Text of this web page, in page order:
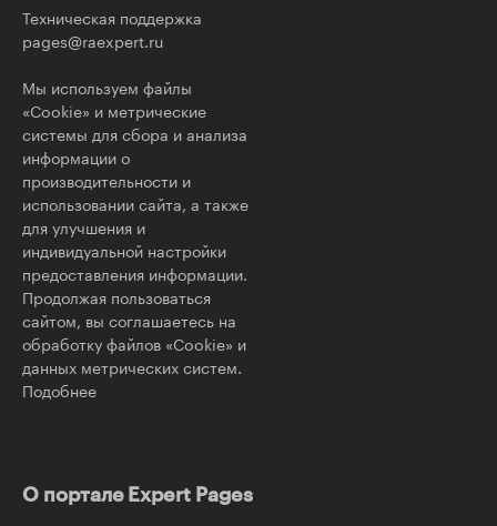
Техническая поддержка
pages@raexpert.ru
Мы используем файлы
«Cookie» и метрические
системы для сбора и анализа
информации о
производительности и
использовании сайта, а также
для улучшения и
индивидуальной настройки
предоставления информации.
Продолжая пользоваться
сайтом, вы соглашаетесь на
обработку файлов «Cookie» и
данных метрических систем.
Подобнее
О портале Expert Pages